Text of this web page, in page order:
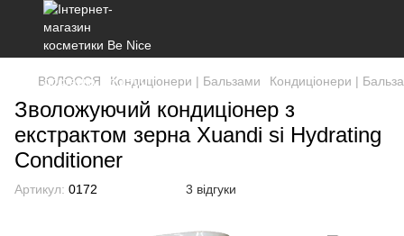
ВОЛОССЯ Кондиціонери | Бальзами Кондиціонери |
Зволожуючий кондиціонер з
екстрактом зерна Xuandi si Hydrating
Conditioner
Артикул: 0172 3 відгуки